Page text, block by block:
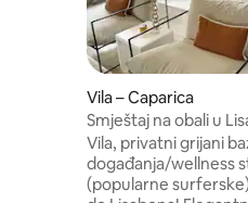
Vila – Caparica
Smještaj na obali u
Vila, privatni grijani
događanja/wellness studio! 7
(popularne